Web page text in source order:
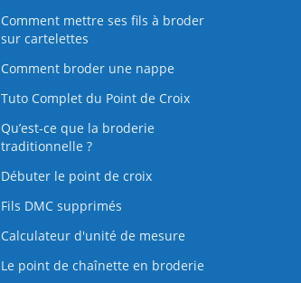
Comment mettre ses fils à broder
sur cartelettes
Comment broder une nappe
Tuto Complet du Point de Croix
Qu’est-ce que la broderie
traditionnelle ?
Débuter le point de croix
Fils DMC supprimés
Calculateur d'unité de mesure
Le point de chaînette en broderie